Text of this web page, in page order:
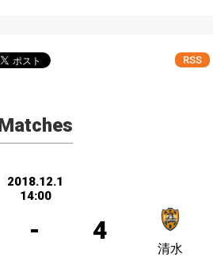
RSS
2018.12.1
14:00
- 4
清水